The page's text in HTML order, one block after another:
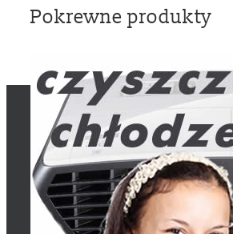
Pokrewne produkty